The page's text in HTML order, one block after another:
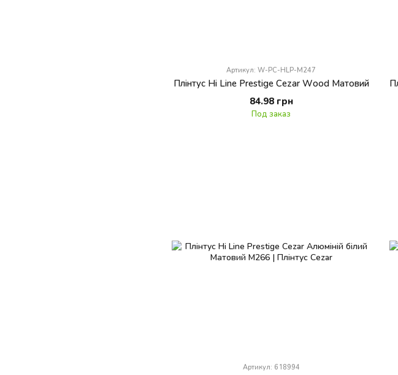
Артикул: W-PC-HLP-M247
Плінтус Hi Line Prestige Cezar Wood Матовий
84.98 грн
Под заказ
Артикул: 618994